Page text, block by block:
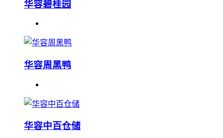
华容碧桂园
华容周黑鸭
华容中百仓储